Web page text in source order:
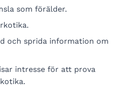
som förälder.
och sprida information om
intresse för att prova